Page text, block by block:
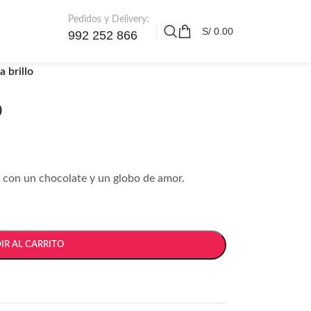
Pedidos y Delivery:
992 252 866 S/ 0.00
brillo
un chocolate y un globo de amor.
AL CARRITO